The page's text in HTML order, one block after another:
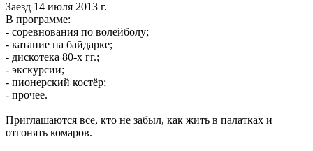
Заезд 14 июля 2013 г.
В программе:
- соревнования по волейболу;
- катание на байдарке;
- дискотека 80-х гг.;
- экскурсии;
- пионерский костёр;
- прочее.
Приглашаются все, кто не забыл, как жить в палатках и
отгонять комаров.